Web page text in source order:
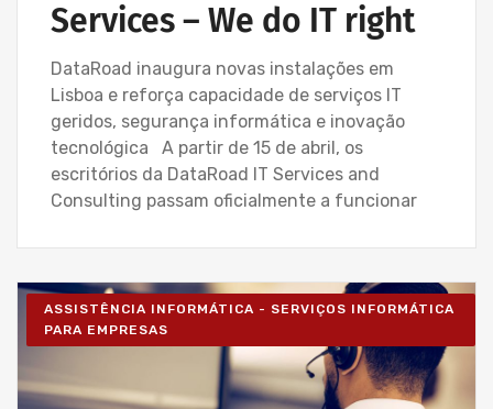
Services – We do IT right
DataRoad inaugura novas instalações em
Lisboa e reforça capacidade de serviços IT
geridos, segurança informática e inovação
tecnológica A partir de 15 de abril, os
escritórios da DataRoad IT Services and
Consulting passam oficialmente a funcionar
ASSISTÊNCIA INFORMÁTICA - SERVIÇOS INFORMÁTICA
PARA EMPRESAS